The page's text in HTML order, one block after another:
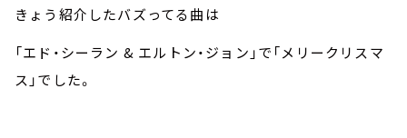
きょう紹介したバズってる曲は
「エド・シーラン & エルトン・ジョン」で「メリークリスマ
ス」でした。